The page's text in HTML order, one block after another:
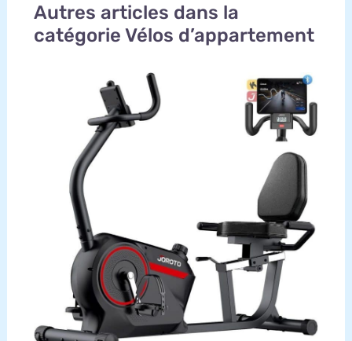
Autres articles dans la
catégorie Vélos d’appartement